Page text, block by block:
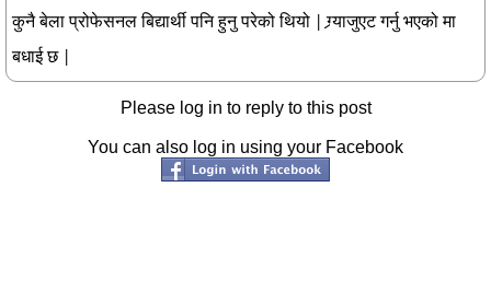
कुनै बेला प्रोफेसनल बिद्यार्थी पनि हुनु परेको थियो | ग्र्याजुएट गर्नु भएको मा
बधाई छ |
Please log in to reply to this post
You can also log in using your Facebook